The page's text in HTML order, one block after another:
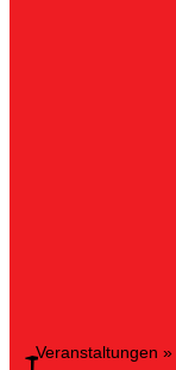
Veranstaltungen »